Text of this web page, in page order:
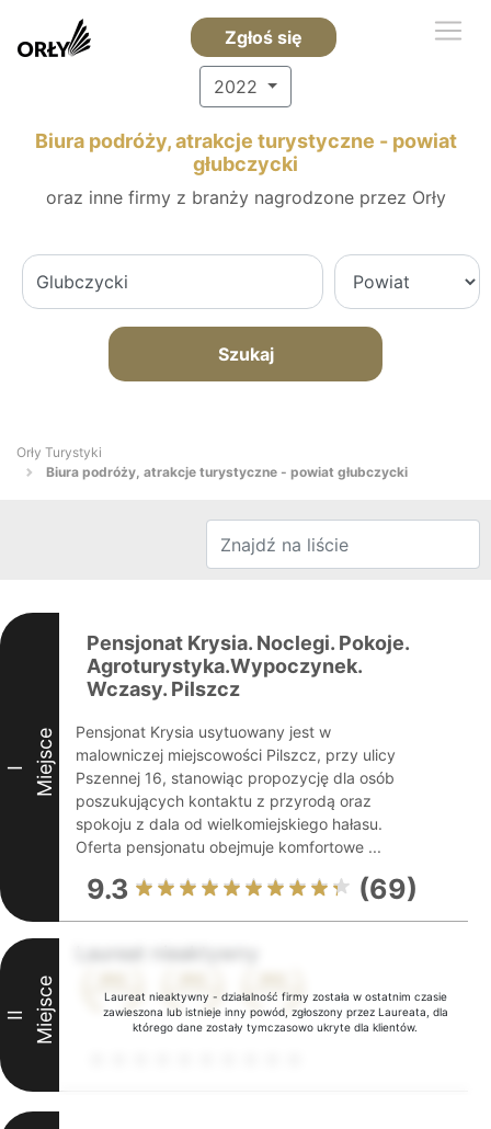
Zgłoś się
2022
Biura podróży, atrakcje turystyczne - powiat
głubczycki
oraz inne firmy z branży nagrodzone przez Orły
Szukaj
Orły Turystyki
Biura podróży, atrakcje turystyczne - powiat głubczycki
I Miejsce
Pensjonat Krysia. Noclegi. Pokoje.
Agroturystyka.Wypoczynek.
Wczasy. Pilszcz
Pensjonat Krysia usytuowany jest w
malowniczej miejscowości Pilszcz, przy ulicy
Pszennej 16, stanowiąc propozycję dla osób
poszukujących kontaktu z przyrodą oraz
spokoju z dala od wielkomiejskiego hałasu.
Oferta pensjonatu obejmuje komfortowe ...
9.3 (69)
Laureat nieaktywny - działalność firmy została w ostatnim czasie
zawieszona lub istnieje inny powód, zgłoszony przez Laureata, dla
którego dane zostały tymczasowo ukryte dla klientów.
II Miejsce